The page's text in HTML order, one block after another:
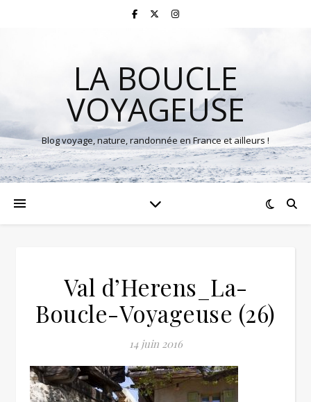
LA BOUCLE
VOYAGEUSE
Blog voyage, nature, randonnée en France et ailleurs !
Val d’Herens_La-
Boucle-Voyageuse (26)
14 juin 2016